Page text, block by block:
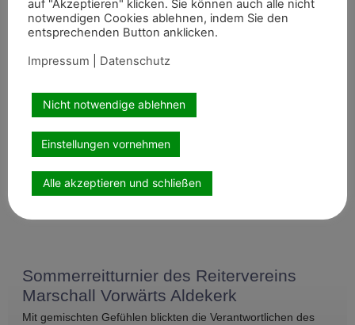
Empfohlene Artikel
Sommerreitturnier des Reitervereins
Marschall Vorwärts Aldekerk
Mit gemischten Gefühlen blickten die Verantwortlichen des
auf "Akzeptieren" klicken. Sie können auch alle nicht
notwendigen Cookies ablehnen, indem Sie den
entsprechenden Button anklicken.
Impressum
Datenschutz
Nicht notwendige ablehnen
Einstellungen vornehmen
Alle akzeptieren und schließen